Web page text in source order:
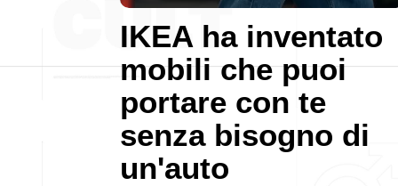
IKEA ha inventato
mobili che puoi
portare con te
senza bisogno di
un'auto